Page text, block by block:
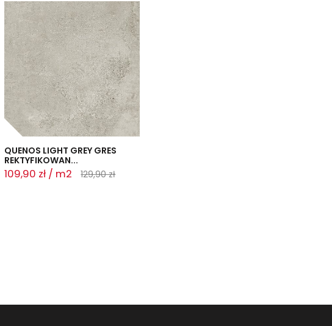
QUENOS LIGHT GREY GRES
REKTYFIKOWAN...
109,90 zł / m2 129,90 zł